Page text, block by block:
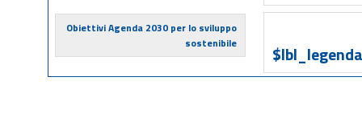
Obiettivi Agenda 2030 per lo sviluppo
sostenibile